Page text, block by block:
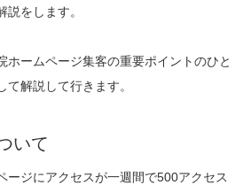
をします。
ホームページ集客の重要ポイントのひと
解説して行きます。
いて
ージにアクセスが一週間で500アクセス